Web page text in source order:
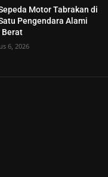
Motor Tabrakan di
Pengendara Alami
Berat
6, 2026